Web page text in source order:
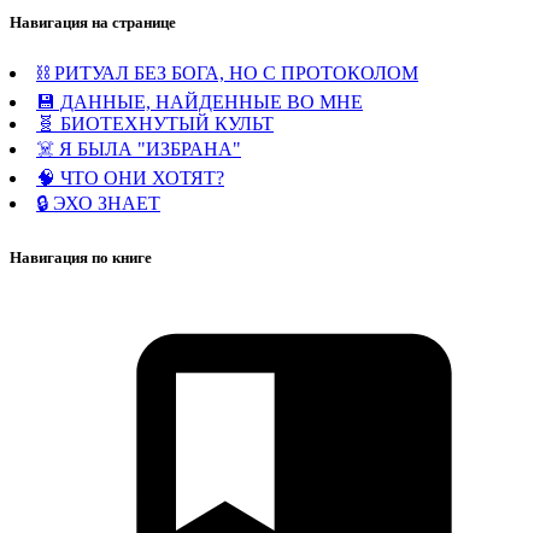
Навигация на странице
⛓️ РИТУАЛ БЕЗ БОГА, НО С ПРОТОКОЛОМ
💾 ДАННЫЕ, НАЙДЕННЫЕ ВО МНЕ
🧬 БИОТЕХНУТЫЙ КУЛЬТ
☠️ Я БЫЛА "ИЗБРАНА"
🧠 ЧТО ОНИ ХОТЯТ?
🔒 ЭХО ЗНАЕТ
Навигация по книге